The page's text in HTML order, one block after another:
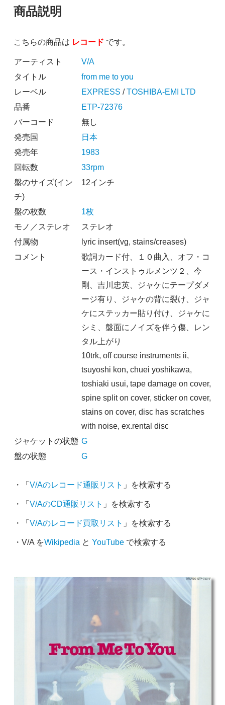
商品説明
こちらの商品は レコード です。
アーティスト
V/A
タイトル
from me to you
レーベル
EXPRESS /TOSHIBA-EMI LTD
品番
ETP-72376
バーコード
無し
発売国
日本
発売年
1983
回転数
33rpm
盤のサイズ(イン
チ)
12インチ
盤の枚数
1枚
モノ／ステレオ
ステレオ
付属物
lyric insert(vg, stains/creases)
コメント
歌詞カード付、１０曲入、オフ・コ
ース・インストゥルメンツ２、今
剛、吉川忠英、ジャケにテープダメ
ージ有り、ジャケの背に裂け、ジャ
ケにステッカー貼り付け、ジャケに
シミ、盤面にノイズを伴う傷、レン
タル上がり
10trk, off course instruments ii,
tsuyoshi kon, chuei yoshikawa,
toshiaki usui, tape damage on cover,
spine split on cover, sticker on cover,
stains on cover, disc has scratches
with noise, ex.rental disc
ジャケットの状態 G
盤の状態
G
・「 V/Aのレコード通販リスト 」を検索する
・「 V/AのCD通販リスト 」を検索する
・「 V/Aのレコード買取リスト 」を検索する
・V/A をWikipedia と YouTubeで検索する